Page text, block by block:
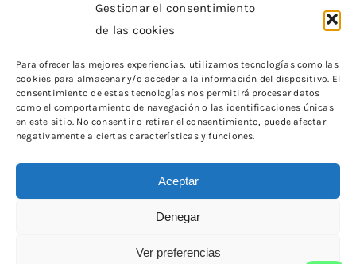
Gestionar el consentimiento
de las cookies
Para ofrecer las mejores experiencias, utilizamos tecnologías como las
cookies para almacenar y/o acceder a la información del dispositivo. El
consentimiento de estas tecnologías nos permitirá procesar datos
como el comportamiento de navegación o las identificaciones únicas
en este sitio. No consentir o retirar el consentimiento, puede afectar
negativamente a ciertas características y funciones.
Aceptar
Denegar
Ver preferencias
«Financiado por la Unión Europea – NextGenerationEU.
y no reflejan necesariamente los de la Unión Europea o la Comisión